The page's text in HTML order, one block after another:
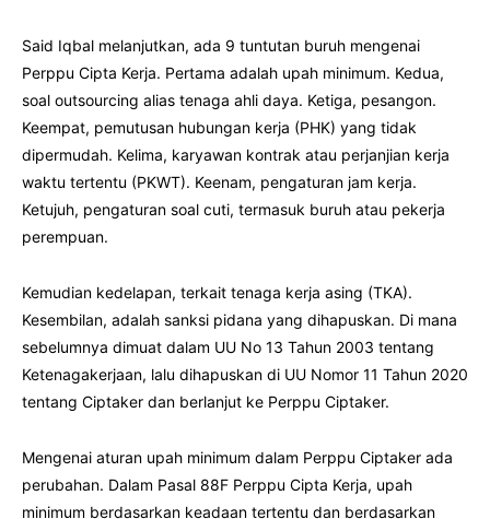
Said Iqbal melanjutkan, ada 9 tuntutan buruh mengenai
Perppu Cipta Kerja. Pertama adalah upah minimum. Kedua,
soal outsourcing alias tenaga ahli daya. Ketiga, pesangon.
Keempat, pemutusan hubungan kerja (PHK) yang tidak
dipermudah. Kelima, karyawan kontrak atau perjanjian kerja
waktu tertentu (PKWT). Keenam, pengaturan jam kerja.
Ketujuh, pengaturan soal cuti, termasuk buruh atau pekerja
perempuan.
Kemudian kedelapan, terkait tenaga kerja asing (TKA).
Kesembilan, adalah sanksi pidana yang dihapuskan. Di mana
sebelumnya dimuat dalam UU No 13 Tahun 2003 tentang
Ketenagakerjaan, lalu dihapuskan di UU Nomor 11 Tahun 2020
tentang Ciptaker dan berlanjut ke Perppu Ciptaker.
Mengenai aturan upah minimum dalam Perppu Ciptaker ada
perubahan. Dalam Pasal 88F Perppu Cipta Kerja, upah
minimum berdasarkan keadaan tertentu dan berdasarkan